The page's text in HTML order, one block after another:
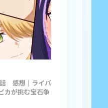
感想｜ライバ
カが挑む宝石争